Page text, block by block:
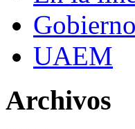
UAEM
Archivos